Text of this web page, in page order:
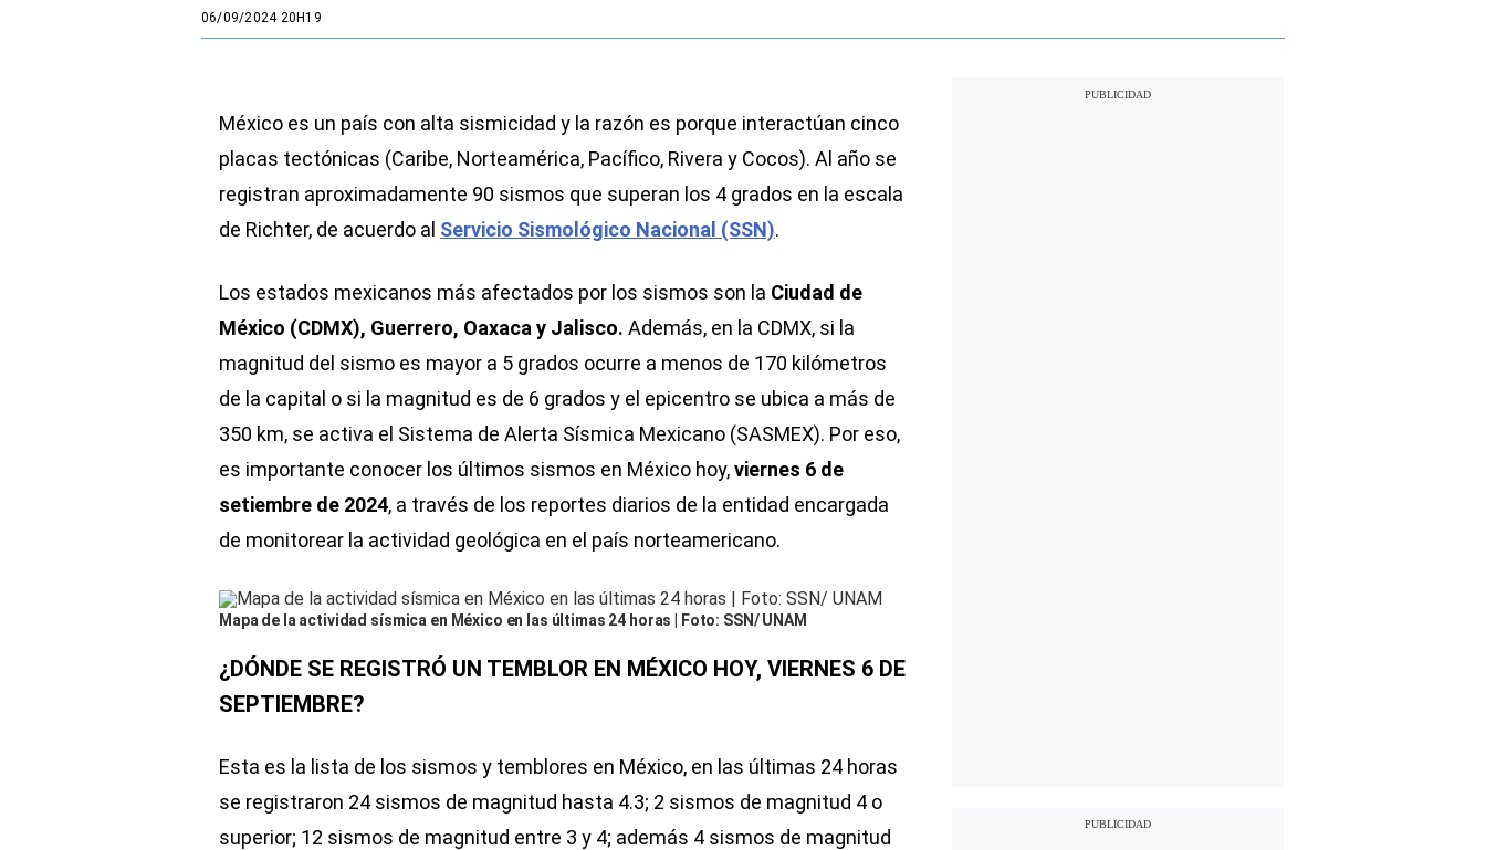
06/09/2024 20H19
México es un país con alta sismicidad y la razón es porque interactúan cinco
placas tectónicas (Caribe, Norteamérica, Pacífico, Rivera y Cocos). Al año se
registran aproximadamente 90 sismos que superan los 4 grados en la escala
de Richter, de acuerdo al Servicio Sismológico Nacional (SSN).
Los estados mexicanos más afectados por los sismos son la Ciudad de
México (CDMX), Guerrero, Oaxaca y Jalisco. Además, en la CDMX, si la
magnitud del sismo es mayor a 5 grados ocurre a menos de 170 kilómetros
de la capital o si la magnitud es de 6 grados y el epicentro se ubica a más de
350 km, se activa el Sistema de Alerta Sísmica Mexicano (SASMEX). Por eso,
es importante conocer los últimos sismos en México hoy,viernes 6 de
setiembre de 2024, a través de los reportes diarios de la entidad encargada
de monitorear la actividad geológica en el país norteamericano.
Mapa de la actividad sísmica en México en las últimas 24 horas | Foto: SSN/ UNAM
¿DÓNDE SE REGISTRÓ UN TEMBLOR EN MÉXICO HOY, VIERNES 6 DE
SEPTIEMBRE?
Esta es la lista de los sismos y temblores en México, en las últimas 24 horas
se registraron 24 sismos de magnitud hasta 4.3; 2 sismos de magnitud 4 o
superior; 12 sismos de magnitud entre 3 y 4; además 4 sismos de magnitud